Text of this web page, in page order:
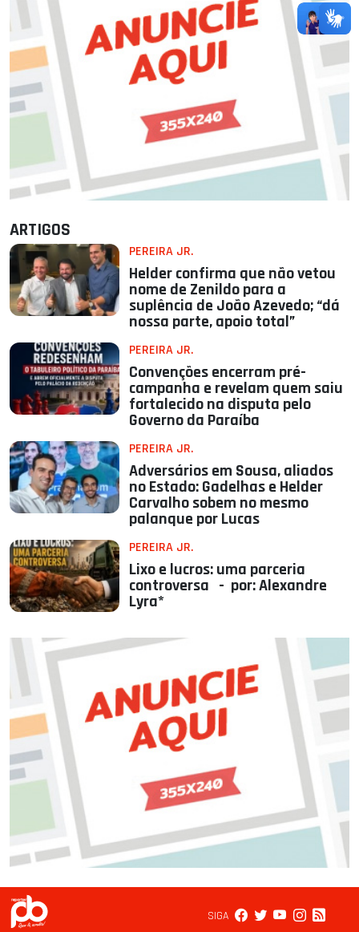
ARTIGOS
PEREIRA JR.
Helder confirma que não vetou
nome de Zenildo para a
suplência de João Azevedo; “dá
nossa parte, apoio total”
PEREIRA JR.
Convenções encerram pré-
campanha e revelam quem saiu
fortalecido na disputa pelo
Governo da Paraíba
PEREIRA JR.
Adversários em Sousa, aliados
no Estado: Gadelhas e Helder
Carvalho sobem no mesmo
palanque por Lucas
PEREIRA JR.
Lixo e lucros: uma parceria
controversa - por: Alexandre
Lyra*
SIGA